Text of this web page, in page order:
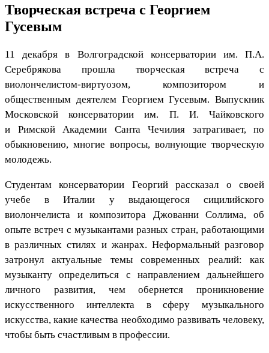
Творческая встреча с Георгием
Гусевым
11 декабря в Волгоградской консерватории им. П.А.
Серебрякова прошла творческая встреча с
виолончелистом-виртуозом, композитором и
общественным деятелем Георгием Гусевым. Выпускник
Московской консерватории им. П. И. Чайковского
и Римской Академии Санта Чечилия затрагивает, по
обыкновению, многие вопросы, волнующие творческую
молодежь.
Студентам консерватории Георгий рассказал о своей
учебе в Италии у выдающегося сицилийского
виолончелиста и композитора Джованни Соллима, об
опыте встреч с музыкантами разных стран, работающими
в различных стилях и жанрах. Неформальный разговор
затронул актуальные темы современных реалий: как
музыканту определиться с направлением дальнейшего
личного развития, чем обернется проникновение
искусственного интеллекта в сферу музыкального
искусства, какие качества необходимо развивать человеку,
чтобы быть счастливым в профессии.